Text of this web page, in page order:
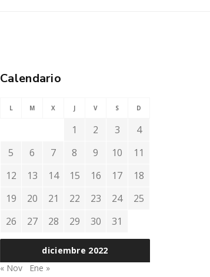
Calendario
diciembre 2022
L M X J V S D
1 2 3
4
5
6 7 8 9 10
11
12
13 14 15 16 17
18
19
20 21 22 23 24
25
26
27 28 29 30 31
« Nov Ene »